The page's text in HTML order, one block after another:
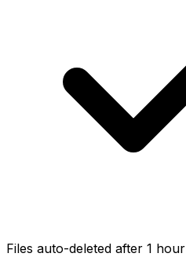
Files auto-deleted after 1 hour